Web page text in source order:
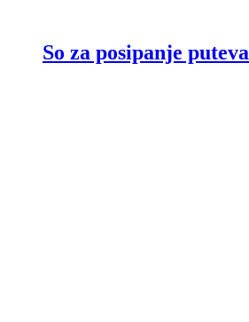
So za posipanje puteva